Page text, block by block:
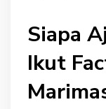
Siapa
Ikut